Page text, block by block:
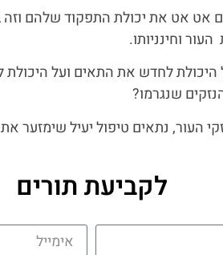
אט את יכולת התפקוד שלהם וזה
וחינניותו.
לחדש את התאים ועל היכולת
שנגרמו?
העור, נתאים טיפול יעיל שימזער
לקביעת תורים